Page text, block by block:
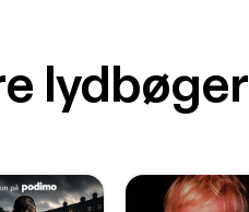
lydbøger